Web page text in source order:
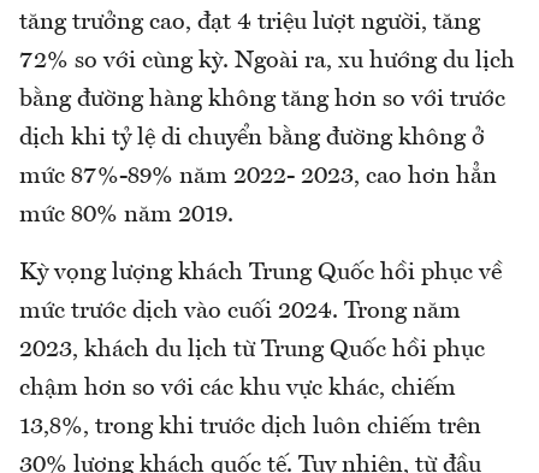
tăng trưởng cao, đạt 4 triệu lượt người, tăng
72% so với cùng kỳ. Ngoài ra, xu hướng du lịch
bằng đường hàng không tăng hơn so với trước
dịch khi tỷ lệ di chuyển bằng đường không ở
mức 87%-89% năm 2022- 2023, cao hơn hẳn
mức 80% năm 2019.
Kỳ vọng lượng khách Trung Quốc hồi phục về
mức trước dịch vào cuối 2024. Trong năm
2023, khách du lịch từ Trung Quốc hồi phục
chậm hơn so với các khu vực khác, chiếm
13,8%, trong khi trước dịch luôn chiếm trên
30% lượng khách quốc tế. Tuy nhiên, từ đầu